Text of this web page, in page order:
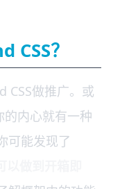
CSS？
CSS做推广。或
的内心就有一种
可能发现了